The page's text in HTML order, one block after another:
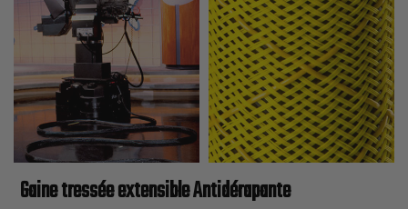
Gaine tressée extensible Antidérapante